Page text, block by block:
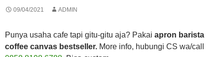
09/04/2021 ADMIN
Punya usaha cafe tapi gitu-gitu aja? Pakai apron barista
coffee canvas bestseller. More info, hubungi CS wa/call